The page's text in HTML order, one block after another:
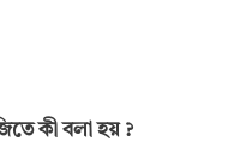
কী বলা হয় ?